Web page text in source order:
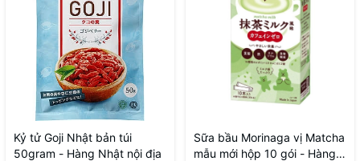
Kỷ tử Goji Nhật bản túi
50gram - Hàng Nhật nội địa
Sữa bầu Morinaga vị Matcha
mẫu mới hộp 10 gói - Hàng